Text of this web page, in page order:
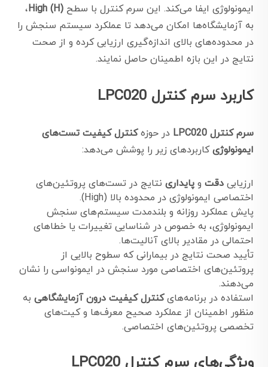
ایمونولوژی ایفا می‌کند. این سرم کنترل با سطح High (H)،
به آزمایشگاه‌ها امکان می‌دهد تا عملکرد سیستم سنجش را
در محدوده‌های بالای اندازه‌گیری ارزیابی کرده و از صحت
نتایج در این بازه اطمینان حاصل نمایند.
کاربرد سرم کنترل LPC020
سرم کنترل LPC020 در حوزهکنترل کیفیت تست‌های
ایمونولوژیکاربردهای زیر را پوشش می‌دهد:
ارزیابی دقت و پایداری نتایج در تست‌های پروتئین‌های
اختصاصی ایمونولوژی در محدوده بالا (High).
پایش عملکرد روزانه و بلندمدت سیستم‌های سنجش
ایمونولوژی، به خصوص در شناسایی تغییرات یا خطاهای
احتمالی در مقادیر بالای آنالیت‌ها.
تأیید صحت نتایج در بیمارانی که سطوح بالایی از
پروتئین‌های اختصاصی مورد سنجش در ایمونواسی را نشان
می‌دهند.
استفاده در برنامه‌هایکنترل کیفیت درون آزمایشگاهی به
منظور اطمینان از عملکرد صحیح معرف‌ها و کیت‌های
تخصصی پروتئین‌های اختصاصی.